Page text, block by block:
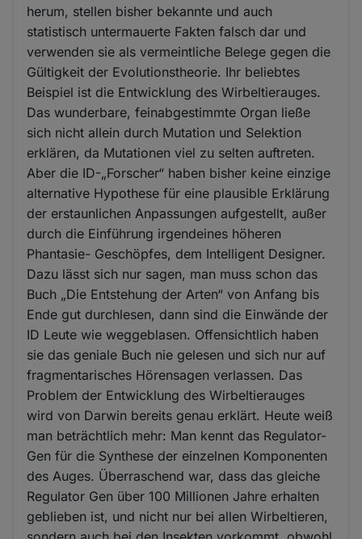
herum, stellen bisher bekannte und auch
statistisch untermauerte Fakten falsch dar und
verwenden sie als vermeintliche Belege gegen die
Gültigkeit der Evolutionstheorie. Ihr beliebtes
Beispiel ist die Entwicklung des Wirbeltierauges.
Das wunderbare, feinabgestimmte Organ ließe
sich nicht allein durch Mutation und Selektion
erklären, da Mutationen viel zu selten auftreten.
Aber die ID-„Forscher“ haben bisher keine einzige
alternative Hypothese für eine plausible Erklärung
der erstaunlichen Anpassungen aufgestellt, außer
durch die Einführung irgendeines höheren
Phantasie- Geschöpfes, dem Intelligent Designer.
Dazu lässt sich nur sagen, man muss schon das
Buch „Die Entstehung der Arten“ von Anfang bis
Ende gut durchlesen, dann sind die Einwände der
ID Leute wie weggeblasen. Offensichtlich haben
sie das geniale Buch nie gelesen und sich nur auf
fragmentarisches Hörensagen verlassen. Das
Problem der Entwicklung des Wirbeltierauges
wird von Darwin bereits genau erklärt. Heute weiß
man beträchtlich mehr: Man kennt das Regulator-
Gen für die Synthese der einzelnen Komponenten
des Auges. Überraschend war, dass das gleiche
Regulator Gen über 100 Millionen Jahre erhalten
geblieben ist, und nicht nur bei allen Wirbeltieren,